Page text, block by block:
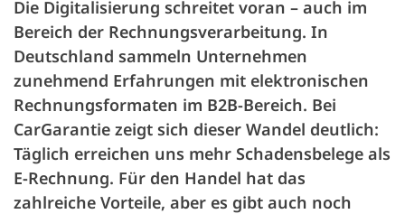
Die Digitalisierung schreitet voran – auch im
Bereich der Rechnungsverarbeitung. In
Deutschland sammeln Unternehmen
zunehmend Erfahrungen mit elektronischen
Rechnungsformaten im B2B-Bereich. Bei
CarGarantie zeigt sich dieser Wandel deutlich:
Täglich erreichen uns mehr Schadensbelege als
E-Rechnung. Für den Handel hat das
zahlreiche Vorteile, aber es gibt auch noch